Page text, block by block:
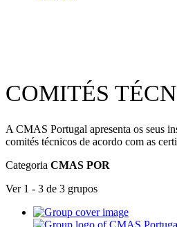
COMITÉS
A CMAS Portugal apresenta os seus
comités técnicos de acordo com as
Categoria CMAS POR
Ver 1 - 3 de 3 grupos